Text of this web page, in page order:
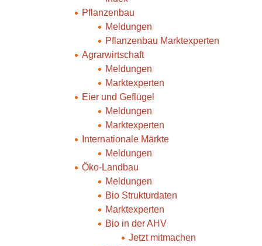
Pflanzenbau
Meldungen
Pflanzenbau Marktexperten
Agrarwirtschaft
Meldungen
Marktexperten
Eier und Geflügel
Meldungen
Marktexperten
Internationale Märkte
Meldungen
Öko-Landbau
Meldungen
Bio Strukturdaten
Marktexperten
Bio in der AHV
Jetzt mitmachen